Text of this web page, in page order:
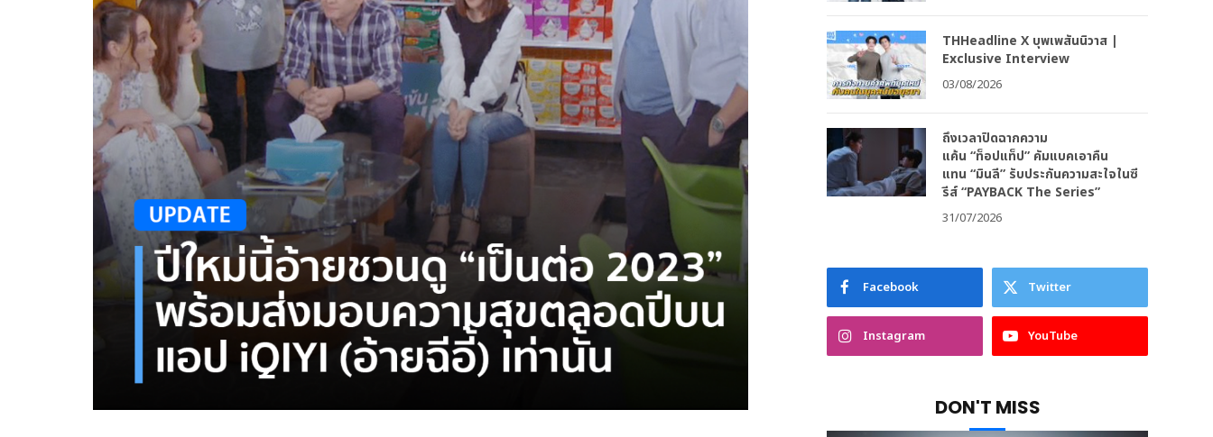
THHeadline X บุพเพสันนิวาส |
Exclusive Interview
03/08/2026
ถึงเวลาปิดฉากความ
แค้น “ท็อปแท็ป” คัมแบคเอาคืน
แทน “มินลี” รับประกันความสะใจในซี
รีส์ “PAYBACK The Series”
31/07/2026
Facebook Twitter
Instagram YouTube
DON'T MISS